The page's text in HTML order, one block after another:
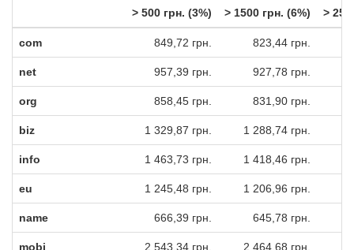
> 500 грн. (3%) > 1500 грн. (6%) >
com 849,72 грн. 823,44 грн.
net 957,39 грн. 927,78 грн.
org 858,45 грн. 831,90 грн.
biz 1 329,87 грн. 1 288,74 грн.
info 1 463,73 грн. 1 418,46 грн.
eu 1 245,48 грн. 1 206,96 грн.
name 666,39 грн. 645,78 грн.
mobi 2 543,34 грн. 2 464,68 грн.